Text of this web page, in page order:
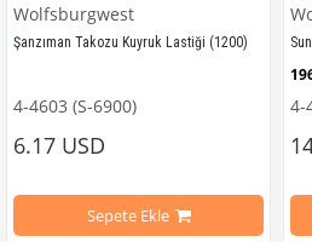
Wolfsburgwest
Şanzıman Takozu Kuyruk Lastiği (1200)
1961-1979 Yılları Arasındaki
1200 - 1300 - 1302 - 1303 Kaplumbağa
4-4603 (S-6900)
6.17 USD
Sepete Ekle
4-